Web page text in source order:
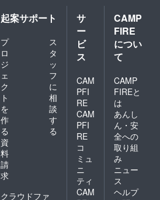
起案サポート
プ
ロ
ジ
ェ
ク
ト
を
作
る
ス
タ
ッ
フ
に
相
談
す
る
資
料
請
求
クラウドファ
サ
ー
ビ
ス
CAM
PFI
RE
CAM
PFI
RE
コ
ミュ
ニ
ティ
CAM
CAMP
FIRE
につい
て
CAMP
FIREと
は
あんし
ん・安
全への
取り組
み
ニュー
ス
ヘルプ